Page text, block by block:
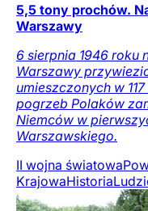
5,5 tony prochów.
Warszawy
6 sierpnia 1946 roku
Warszawy
umieszczonych w
pogrzeb Polaków
Niemców w
Warszawskiego.
II wojna światowa
KrajowaHistoria